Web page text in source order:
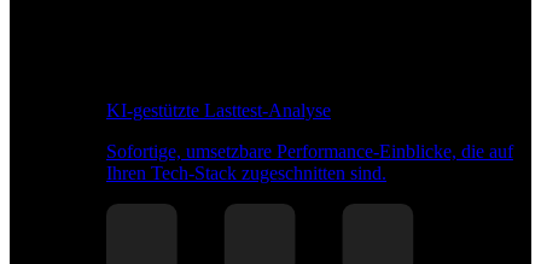
KI-gestützte Lasttest-Analyse
Sofortige, umsetzbare Performance-Einblicke, die auf
Ihren Tech-Stack zugeschnitten sind.